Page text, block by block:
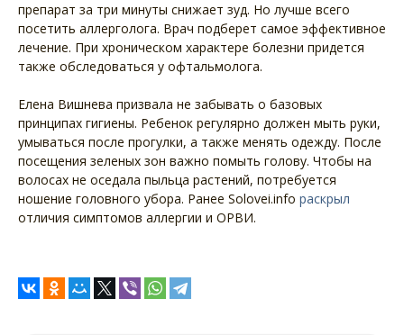
препарат за три минуты снижает зуд. Но лучше всего
посетить аллерголога. Врач подберет самое эффективное
лечение. При хроническом характере болезни придется
также обследоваться у офтальмолога.
Елена Вишнева призвала не забывать о базовых
принципах гигиены. Ребенок регулярно должен мыть руки,
умываться после прогулки, а также менять одежду. После
посещения зеленых зон важно помыть голову. Чтобы на
волосах не оседала пыльца растений, потребуется
ношение головного убора. Ранее Solovei.info раскрыл
отличия симптомов аллергии и ОРВИ.